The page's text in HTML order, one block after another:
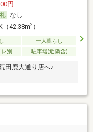
円
なし
（42.38m2）
一人暮らし
レ別 駐車場(近隣含)
田鹿大通り店へ♪